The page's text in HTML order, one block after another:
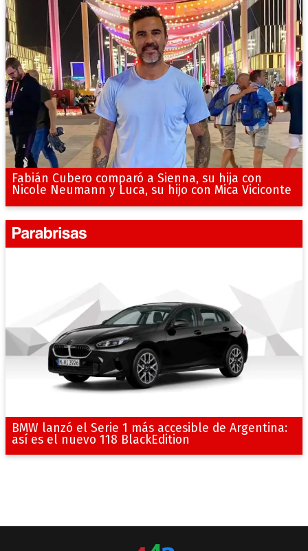
Fabián Cubero comparó a Sienna, su hija con
Nicole Neumann y Luca, su hijo con Mica Viciconte
BMW lanzó el Serie 1 más accesible de Argentina:
así es el nuevo 118 BlackEdition